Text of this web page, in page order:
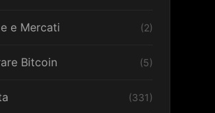
e Mercati (2)
Bitcoin (5)
(331)